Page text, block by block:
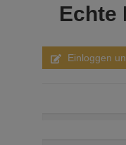
Echte
Einloggen